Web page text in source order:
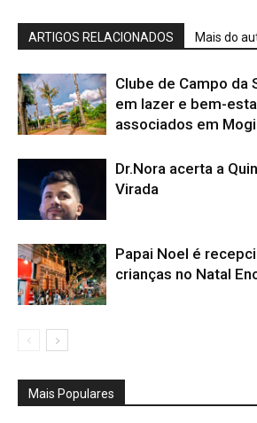
ARTIGOS RELACIONADOS Mais do
Clube de Campo da
em lazer e bem-
associados em Mogi
Dr.Nora acerta a
Virada
Papai Noel é
crianças no Natal
Mais Populares